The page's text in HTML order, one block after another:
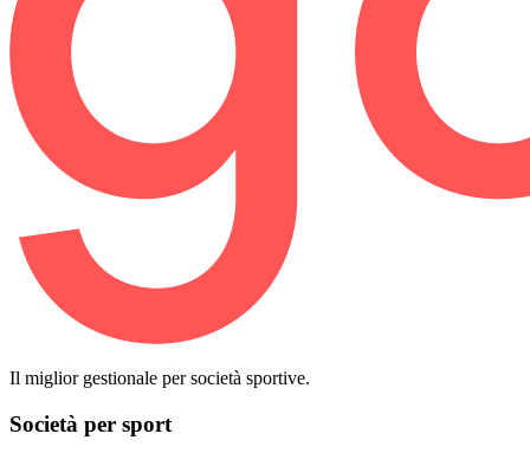
Il miglior gestionale per società sportive.
Società per sport